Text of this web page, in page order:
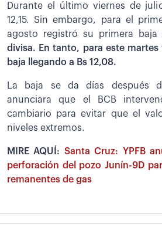
Durante el último viernes de
12,15. Sin embargo, para el
agosto registró su primera baja
divisa. En tanto, para este
baja llegando a Bs 12,08.
La baja se da días después
anunciara que el BCB
cambiario para evitar que el
niveles extremos.
MIRE AQUÍ: Santa Cruz: YPFB
perforación del pozo Junín-9D
remanentes de gas